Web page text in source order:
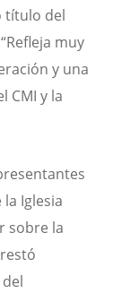
título del
muy
y una
CMI y la
Iglesia
sobre la